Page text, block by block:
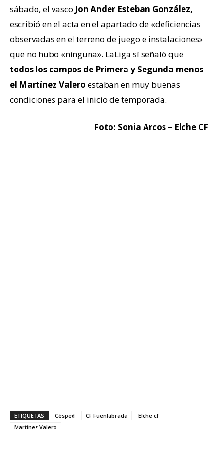
sábado, el vasco Jon Ander Esteban González,
escribió en el acta en el apartado de «deficiencias
observadas en el terreno de juego e instalaciones»
que no hubo «ninguna». LaLiga sí señaló que
todos los campos de Primera y Segunda menos
el Martínez Valero estaban en muy buenas
condiciones para el inicio de temporada.
Foto: Sonia Arcos – Elche CF
ETIQUETAS Césped CF Fuenlabrada
Elche cf
Martínez Valero